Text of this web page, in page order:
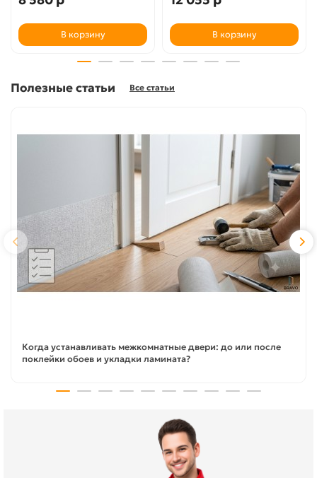
В корзину В корзину
Полезные статьи Все статьи
Когда устанавливать межкомнатные двери: до или после
поклейки обоев и укладки ламината?